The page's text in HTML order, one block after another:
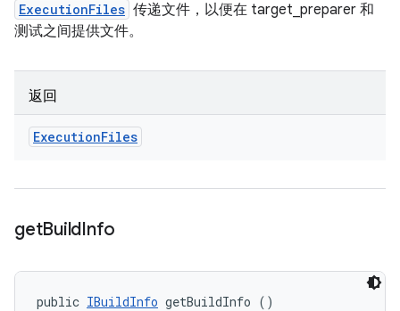
ExecutionFiles 传递文件，以便在 target_preparer 和
测试之间提供文件。
返回
ExecutionFiles
getBuildInfo
public IBuildInfo getBuildInfo ()